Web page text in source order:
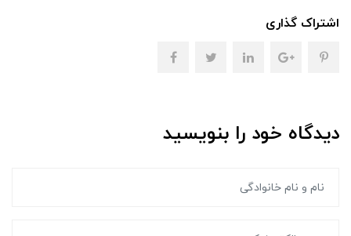
اشتراک گذاری
دیدگاه خود را بنویسید